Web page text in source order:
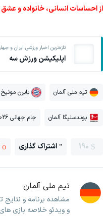
از احساسات انسانی، خانواده و
تازه‌ترین اخبار ورزشی ایران و
اپلیکیشن ورزش سه
تیم ملی آلمان بایرن مونیخ
بوندسلیگا آلمان جام جهانی 2026
190 اشتراک گذاری
تیم ملی آلمان
مشاهده برنامه و نتایج
و ویدئو خلاصه بازی